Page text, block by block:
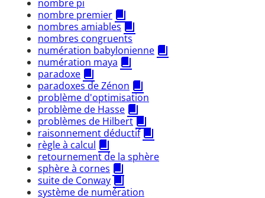
nombre pi
nombre premier
nombres amiables
nombres congruents
numération babylonienne
numération maya
paradoxe
paradoxes de Zénon
problème d'optimisation
problème de Hasse
problèmes de Hilbert
raisonnement déductif
règle à calcul
retournement de la sphère
sphère à cornes
suite de Conway
système de numération